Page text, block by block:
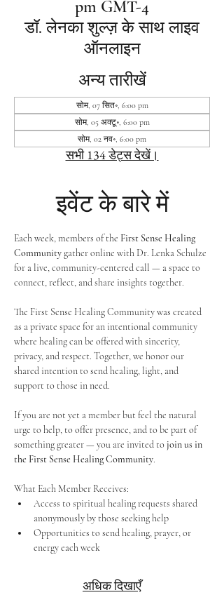
pm GMT-4
डॉ. लेनका शुल्ज़ के साथ लाइव
ऑनलाइन
अन्य तारीखें
सोम, 07 सित॰, 6:00 pm
सोम, 05 अक्टू॰, 6:00 pm
सोम, 02 नव॰, 6:00 pm
सभी 134 डेट्स देखें।
इवेंट के बारे में
Each week, members of the First Sense Healing
Community gather online with Dr. Lenka Schulze
for a live, community-centered call — a space to
connect, reflect, and share insights together.
The First Sense Healing Community was created
as a private space for an intentional community
where healing can be offered with sincerity,
privacy, and respect. Together, we honor our
shared intention to send healing, light, and
support to those in need.
If you are not yet a member but feel the natural
urge to help, to offer presence, and to be part of
something greater — you are invited to join us in
the First Sense Healing Community.
What Each Member Receives:
Access to spiritual healing requests shared
anonymously by those seeking help
Opportunities to send healing, prayer, or
energy each week
अधिक दिखाएँ